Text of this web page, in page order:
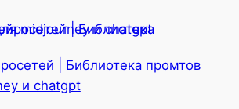
| Библиотека промтов
и chatgpt